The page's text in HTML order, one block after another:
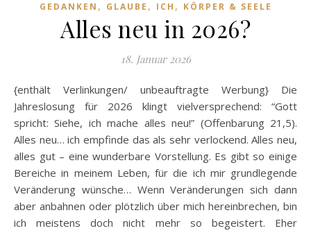
GEDANKEN , GLAUBE , ICH , KÖRPER & SEELE
Alles neu in 2026?
18. Januar 2026
{enthält Verlinkungen/ unbeauftragte Werbung} Die
Jahreslosung für 2026 klingt vielversprechend: “Gott
spricht: Siehe, ich mache alles neu!” (Offenbarung 21,5).
Alles neu… ich empfinde das als sehr verlockend. Alles neu,
alles gut – eine wunderbare Vorstellung. Es gibt so einige
Bereiche in meinem Leben, für die ich mir grundlegende
Veränderung wünsche… Wenn Veränderungen sich dann
aber anbahnen oder plötzlich über mich hereinbrechen, bin
ich meistens doch nicht mehr so begeistert. Eher